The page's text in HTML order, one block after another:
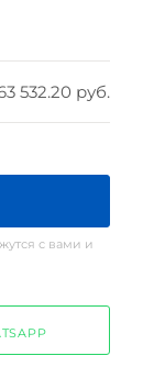
532.20 руб.
с вами и